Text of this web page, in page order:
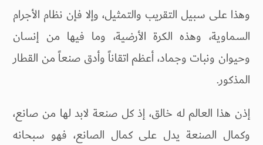
وهذا على سبيل التقريب والتمثيل، وإلا فإن نظام الأجرام
السماوية، وهذه الكرة الأرضية، وما فيها من إنسان
وحيوان ونبات وجماد، أعظم اتقاناً وأدق صنعاً من القطار
المذكور.
إذن هذا العالم له خالق، إذ كل صنعة لابد لها من صانع،
وكمال الصنعة يدل على كمال الصانع، فهو سبحانه